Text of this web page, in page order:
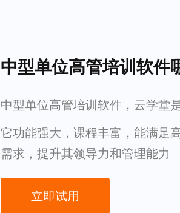
中型单位高管培训软件
中型单位高管培训软件，云学堂
它功能强大，课程丰富，能满足
需求，提升其领导力和管理能力
立即试用